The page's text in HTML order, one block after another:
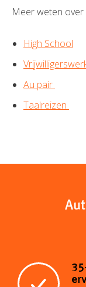
Meer weten
High School
Au pair
Taalreizen